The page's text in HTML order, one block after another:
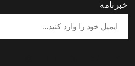
خبرنامه